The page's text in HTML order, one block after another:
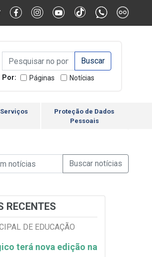
Contraste Alternar Tamanho da Fonte
Campo de Busca de
Campo de Busca de informaçõesEnviar a Busca
Por: Páginas Notícias
Proteção de Dados
Pessoais
de Busca de Notícias
Busca de informaçõesEnviar a Busca de
RECENTES
DE EDUCAÇÃO
terá nova edição na